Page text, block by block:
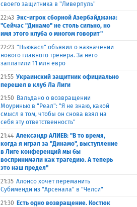
своего защитника в "Ливерпуль"
22:43 Экс-игрок сборной Азербайджана:
"Сейчас "Динамо" не столь сильно, но
имя этого клуба о многом говорит"
22:23 "Ньюкасл" объявил о назначении
нового главного тренера. За него
заплатили 11 млн евро
21:55 Украинский защитник официально
перешел в клуб Ла Лиги
21:50 Вальдано о возвращении
Моуринью в "Реал": "Я не знаю, какой
смысл в том, чтобы он снова взял на
себя эту ответственность"
21:44 Александр АЛИЕВ: "В то время,
когда я играл за "Динамо", выступление
в Лиге конференций мы бы
воспринимали как трагедию. А теперь
это наш предел"
21:35 Алонсо хочет переманить
Субименди из "Арсенала" в "Челси"
21:30 Есть одно возвращение. Костюк